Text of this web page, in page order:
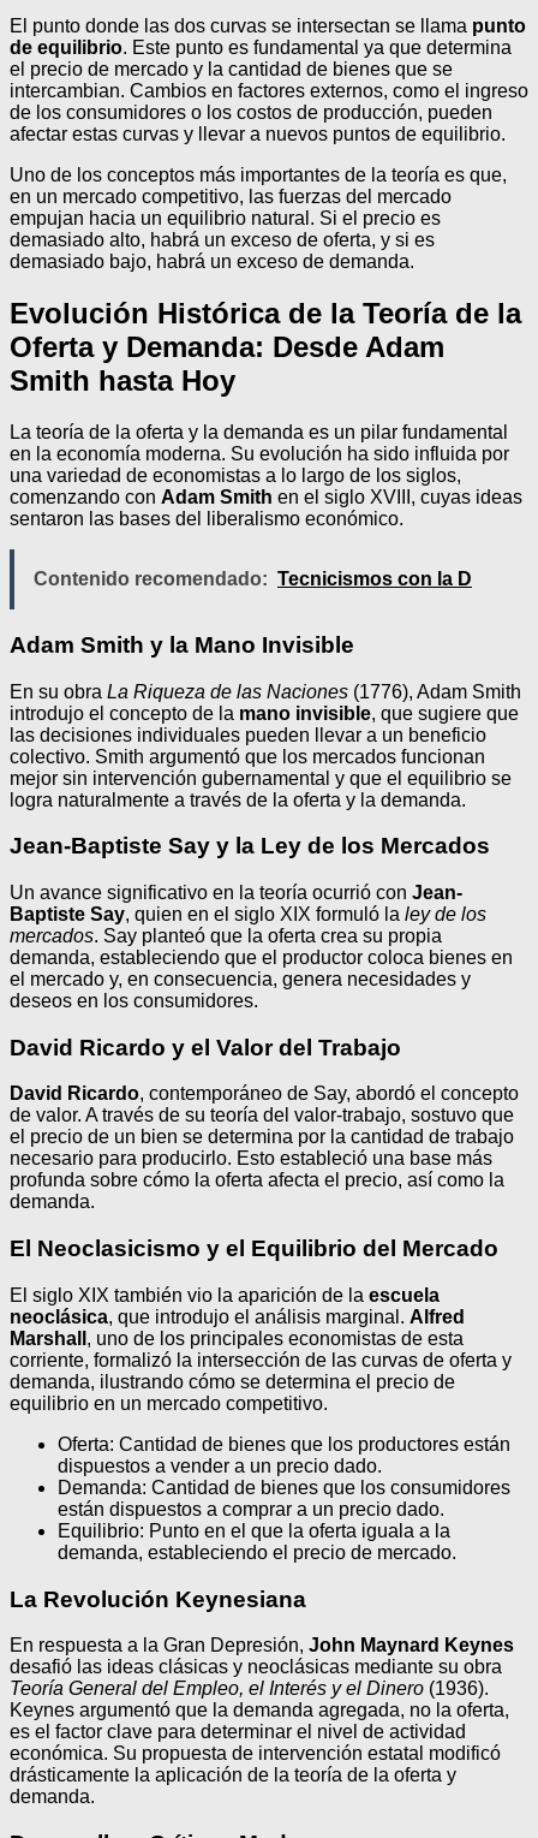
El punto donde las dos curvas se intersectan se llama punto
de equilibrio. Este punto es fundamental ya que determina
el precio de mercado y la cantidad de bienes que se
intercambian. Cambios en factores externos, como el ingreso
de los consumidores o los costos de producción, pueden
afectar estas curvas y llevar a nuevos puntos de equilibrio.
Uno de los conceptos más importantes de la teoría es que,
en un mercado competitivo, las fuerzas del mercado
empujan hacia un equilibrio natural. Si el precio es
demasiado alto, habrá un exceso de oferta, y si es
demasiado bajo, habrá un exceso de demanda.
Evolución Histórica de la Teoría de la
Oferta y Demanda: Desde Adam
Smith hasta Hoy
La teoría de la oferta y la demanda es un pilar fundamental
en la economía moderna. Su evolución ha sido influida por
una variedad de economistas a lo largo de los siglos,
comenzando con Adam Smith en el siglo XVIII, cuyas ideas
sentaron las bases del liberalismo económico.
Contenido recomendado: Tecnicismos con la D
Adam Smith y la Mano Invisible
En su obra La Riqueza de las Naciones (1776), Adam Smith
introdujo el concepto de la mano invisible, que sugiere que
las decisiones individuales pueden llevar a un beneficio
colectivo. Smith argumentó que los mercados funcionan
mejor sin intervención gubernamental y que el equilibrio se
logra naturalmente a través de la oferta y la demanda.
Jean-Baptiste Say y la Ley de los Mercados
Un avance significativo en la teoría ocurrió con Jean-
Baptiste Say, quien en el siglo XIX formuló la ley de los
mercados. Say planteó que la oferta crea su propia
demanda, estableciendo que el productor coloca bienes en
el mercado y, en consecuencia, genera necesidades y
deseos en los consumidores.
David Ricardo y el Valor del Trabajo
David Ricardo, contemporáneo de Say, abordó el concepto
de valor. A través de su teoría del valor-trabajo, sostuvo que
el precio de un bien se determina por la cantidad de trabajo
necesario para producirlo. Esto estableció una base más
profunda sobre cómo la oferta afecta el precio, así como la
demanda.
El Neoclasicismo y el Equilibrio del Mercado
El siglo XIX también vio la aparición de la escuela
neoclásica, que introdujo el análisis marginal. Alfred
Marshall , uno de los principales economistas de esta
corriente, formalizó la intersección de las curvas de oferta y
demanda, ilustrando cómo se determina el precio de
equilibrio en un mercado competitivo.
Oferta: Cantidad de bienes que los productores están
dispuestos a vender a un precio dado.
Demanda: Cantidad de bienes que los consumidores
están dispuestos a comprar a un precio dado.
Equilibrio: Punto en el que la oferta iguala a la
demanda, estableciendo el precio de mercado.
La Revolución Keynesiana
En respuesta a la Gran Depresión, John Maynard Keynes
desafió las ideas clásicas y neoclásicas mediante su obra
Teoría General del Empleo, el Interés y el Dinero (1936).
Keynes argumentó que la demanda agregada, no la oferta,
es el factor clave para determinar el nivel de actividad
económica. Su propuesta de intervención estatal modificó
drásticamente la aplicación de la teoría de la oferta y
demanda.